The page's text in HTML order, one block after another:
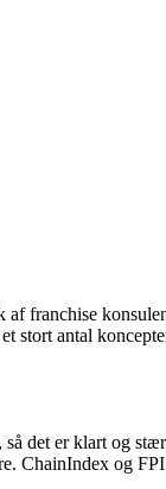
franchise
stort antal
det er klart og
ChainIndex og